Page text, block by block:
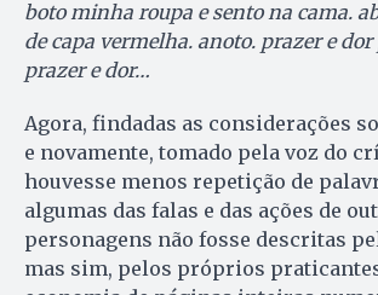
boto minha roupa e sento na cama.
de capa vermelha. anoto. prazer e
prazer e dor…
Agora, findadas as considerações
e novamente, tomado pela voz do
houvesse menos repetição de
algumas das falas e das ações de
personagens não fosse descritas
mas sim, pelos próprios